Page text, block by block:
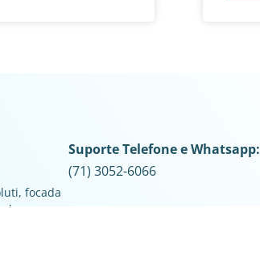
focada
Suporte Telefone e Whatsapp:
(71) 3052-6066